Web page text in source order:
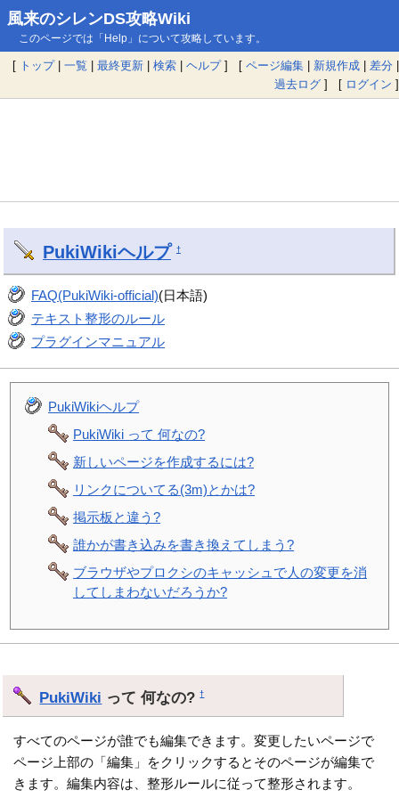
風来のシレンDS攻略Wiki
このページでは「Help」について攻略しています。
[ トップ| 一覧 | 最終更新 | 検索 | ヘルプ] [ ページ編集 | 新規作成 | 差分 |
過去ログ ] [ ログイン ]
PukiWikiヘルプ †
FAQ(PukiWiki-official)(日本語)
テキスト整形のルール
プラグインマニュアル
PukiWikiヘルプ
PukiWiki って 何なの?
新しいページを作成するには?
リンクについてる(3m)とかは?
掲示板と違う?
誰かが書き込みを書き換えてしまう?
ブラウザやプロクシのキャッシュで人の変更を消
してしまわないだろうか?
PukiWiki って 何なの?†
すべてのページが誰でも編集できます。変更したいページで
ページ上部の「編集」をクリックするとそのページが編集で
きます。編集内容は、整形ルールに従って整形されます。